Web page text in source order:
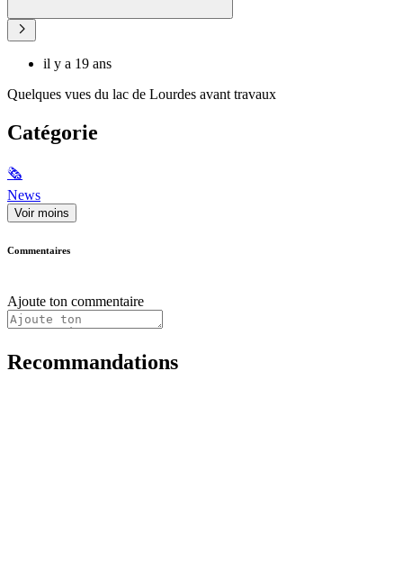
il y a 19 ans
Quelques vues du lac de Lourdes avant travaux
Catégorie
🗞
News
Voir moins
Commentaires
Ajoute ton commentaire
Recommandations